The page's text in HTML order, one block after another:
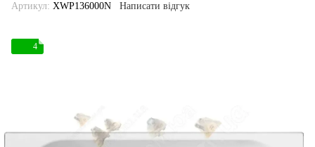
Артикул: XWP136000N Написати відгук
4